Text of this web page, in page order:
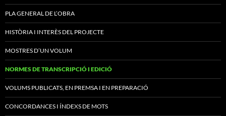
PLA GENERAL DE L’OBRA
HISTÒRIA I INTERÈS DEL PROJECTE
MOSTRES D’UN VOLUM
NORMES DE TRANSCRIPCIÓ I EDICIÓ
VOLUMS PUBLICATS, EN PREMSA I EN PREPARACIÓ
CONCORDANCES I ÍNDEXS DE MOTS